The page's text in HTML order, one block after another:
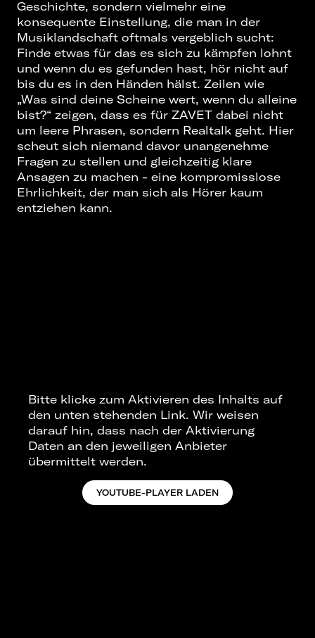
Geschichte, sondern vielmehr eine
konsequente Einstellung, die man in der
Musiklandschaft oftmals vergeblich sucht:
Finde etwas für das es sich zu kämpfen lohnt
und wenn du es gefunden hast, hör nicht auf
bis du es in den Händen hälst. Zeilen wie
„Was sind deine Scheine wert, wenn du alleine
bist?“ zeigen, dass es für ZAVET dabei nicht
um leere Phrasen, sondern Realtalk geht. Hier
scheut sich niemand davor unangenehme
Fragen zu stellen und gleichzeitig klare
Ansagen zu machen - eine kompromisslose
Ehrlichkeit, der man sich als Hörer kaum
entziehen kann.
Bitte klicke zum Aktivieren des Inhalts auf
den unten stehenden Link. Wir weisen
darauf hin, dass nach der Aktivierung
Daten an den jeweiligen Anbieter
übermittelt werden.
YOUTUBE-PLAYER LADEN